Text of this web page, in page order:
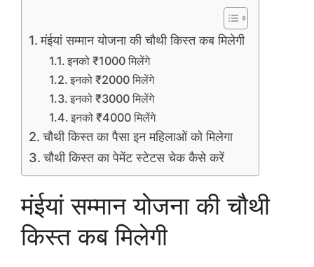
मंईयां सम्मान योजना की चौथी किस्त कब मिलेगी
इनको ₹1000 मिलेंगे
इनको ₹2000 मिलेंगे
इनको ₹3000 मिलेंगे
इनको ₹4000 मिलेंगे
चौथी किस्त का पैसा इन महिलाओं को मिलेगा
चौथी किस्त का पेमेंट स्टेटस चेक कैसे करें
मंईयां सम्मान योजना की चौथी
किस्त कब मिलेगी